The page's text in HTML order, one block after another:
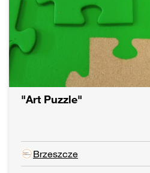
"Art Puzzle"
Brzeszcze